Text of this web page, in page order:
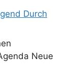
Durch
Neue